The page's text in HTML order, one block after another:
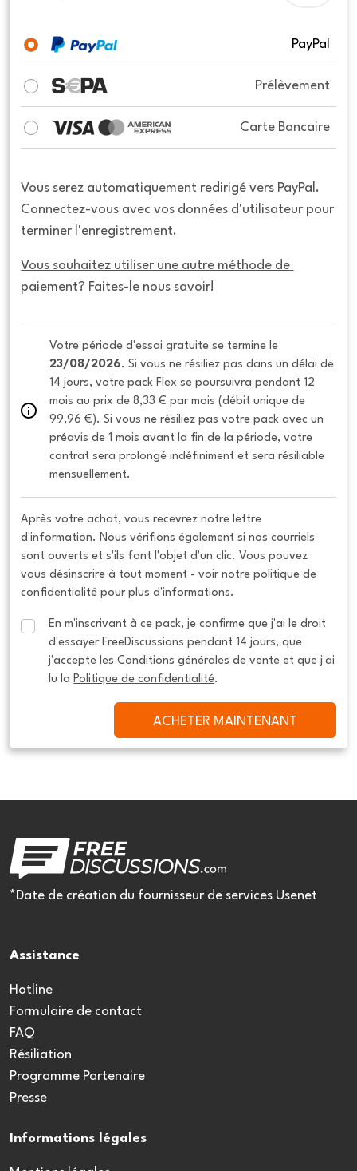
PayPal
Prélèvement
Carte Bancaire
Vous serez automatiquement redirigé vers PayPal.
Connectez-vous avec vos données d'utilisateur pour
terminer l'enregistrement.
Vous souhaitez utiliser une autre méthode de
paiement? Faites-le nous savoir!
23/08/2026. Si vous ne résiliez pas dans un délai de
14 jours, votre pack Flex se poursuivra pendant 12
mois au prix de 8,33 € par mois (débit unique de
99,96 €). Si vous ne résiliez pas votre pack avec un
préavis de 1 mois avant la fin de la période, votre
contrat sera prolongé indéfiniment et sera résiliable
mensuellement.
Après votre achat, vous recevrez notre lettre
d'information. Nous vérifions également si nos courriels
sont ouverts et s'ils font l'objet d'un clic. Vous pouvez
vous désinscrire à tout moment - voir notre politique de
confidentialité pour plus d'informations.
En m'inscrivant à ce pack, je confirme que j'ai le droit
d'essayer FreeDiscussions pendant 14 jours, que
j'accepte les Conditions générales de vente et que j'ai
lu la Politique de confidentialité.
ACHETER MAINTENANT
*Date de création du fournisseur de services Usenet
Assistance
Hotline
Formulaire de contact
FAQ
Résiliation
Programme Partenaire
Presse
Informations légales